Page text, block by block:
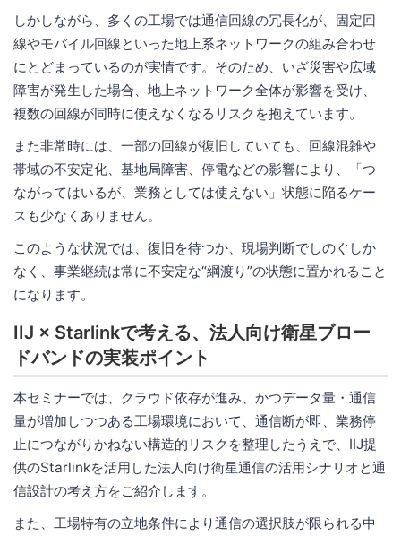
しかしながら、多くの工場では通信回線の冗長化が、固定回
線やモバイル回線といった地上系ネットワークの組み合わせ
にとどまっているのが実情です。そのため、いざ災害や広域
障害が発生した場合、地上ネットワーク全体が影響を受け、
複数の回線が同時に使えなくなるリスクを抱えています。
また非常時には、一部の回線が復旧していても、回線混雑や
帯域の不安定化、基地局障害、停電などの影響により、「つ
ながってはいるが、業務としては使えない」状態に陥るケー
スも少なくありません。
このような状況では、復旧を待つか、現場判断でしのぐしか
なく、事業継続は常に不安定な“綱渡り”の状態に置かれること
になります。
IIJ × Starlinkで考える、法人向け衛星ブロー
ドバンドの実装ポイント
本セミナーでは、クラウド依存が進み、かつデータ量・通信
量が増加しつつある工場環境において、通信断が即、業務停
止につながりかねない構造的リスクを整理したうえで、IIJ提
供のStarlinkを活用した法人向け衛星通信の活用シナリオと通
信設計の考え方をご紹介します。
また、工場特有の立地条件により通信の選択肢が限られる中